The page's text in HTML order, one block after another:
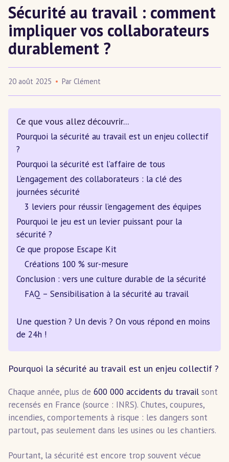
Sécurité au travail : comment
impliquer vos collaborateurs
durablement ?
Publié
20 août 2025 Par Clément
Ce que vous allez découvrir...
Pourquoi la sécurité au travail est un enjeu collectif
?
Pourquoi la sécurité est l’affaire de tous
L’engagement des collaborateurs : la clé des
journées sécurité
3 leviers pour réussir l’engagement des équipes
Pourquoi le jeu est un levier puissant pour la
sécurité ?
Ce que propose Escape Kit
Créations 100 % sur-mesure
Conclusion : vers une culture durable de la sécurité
FAQ – Sensibilisation à la sécurité au travail
Une question ? Un devis ? On vous répond en moins
de 24h !
Pourquoi la sécurité au travail est un enjeu collectif ?
Chaque année, plus de 600 000 accidents du travail sont
recensés en France (source : INRS). Chutes, coupures,
incendies, comportements à risque : les dangers sont
partout, pas seulement dans les usines ou les chantiers.
Pourtant, la sécurité est encore trop souvent vécue